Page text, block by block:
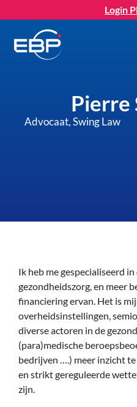
Login
Pierre
Advocaat, Swing Law
Ik heb me gespecialiseerd
gezondheidszorg, en meer
financiering ervan. Het is
overheidsinstellingen,
diverse actoren in de
(para)medische
bedrijven ….) meer inzicht
en strikt gereguleerde
zijn.